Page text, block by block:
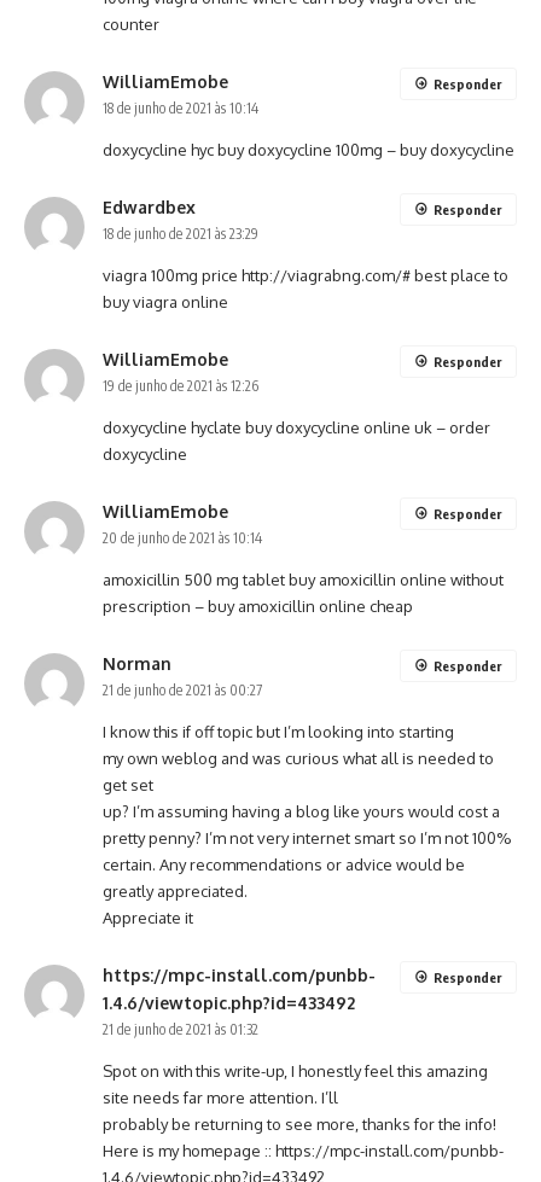
counter
WilliamEmobe
18 de junho de 2021 às 10:14
doxycycline hycbuy doxycycline 100mg – buy doxycycline
Responder
Edwardbex
18 de junho de 2021 às 23:29
viagra 100mg price http://viagrabng.com/#best place to
buy viagra online
Responder
WilliamEmobe
19 de junho de 2021 às 12:26
doxycycline hyclate buy doxycycline online uk – order
doxycycline
Responder
WilliamEmobe
20 de junho de 2021 às 10:14
amoxicillin 500 mg tabletbuy amoxicillin online without
prescription – buy amoxicillin online cheap
Responder
Norman
21 de junho de 2021 às 00:27
I know this if off topic but I’m looking into starting
my own weblog and was curious what all is needed to
get set
up? I’m assuming having a blog like yours would cost a
pretty penny? I’m not very internet smart so I’m not 100%
certain. Any recommendations or advice would be
greatly appreciated.
Appreciate it
Responder
https://mpc-install.com/punbb-
1.4.6/viewtopic.php?id=433492
21 de junho de 2021 às 01:32
Spot on with this write-up, I honestly feel this amazing
site needs far more attention. I’ll
probably be returning to see more, thanks for the info!
Here is my homepage :: https://mpc-install.com/punbb-
1.4.6/viewtopic.php?id=433492
Responder